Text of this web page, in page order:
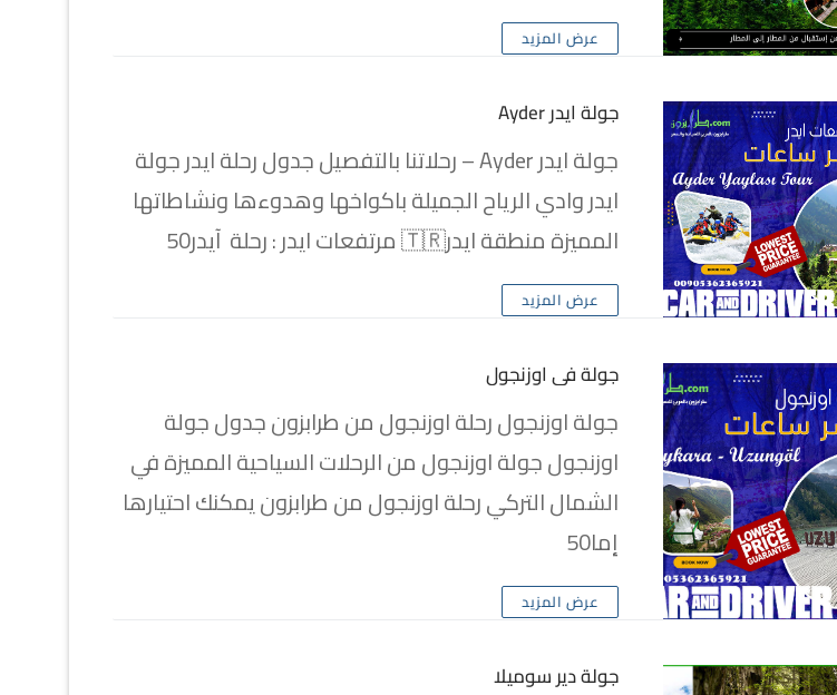
عرض المزيد
جولة ايدر Ayder
جولة ايدر Ayder – رحلاتنا بالتفصيل جدول رحلة ايدر جولة
ايدر وادي الرياح الجميلة باكواخها وهدوءها ونشاطاتها
المميزة منطقة ايدر🇹🇷 مرتفعات ايدر : رحلة آيدر50
عرض المزيد
جولة في اوزنجول
جولة اوزنجول رحلة اوزنجول من طرابزون جدول جولة
اوزنجول جولة اوزنجول من الرحلات السياحية المميزة في
الشمال التركي رحلة اوزنجول من طرابزون يمكنك احتيارها
إما50
عرض المزيد
جولة دير سوميلا